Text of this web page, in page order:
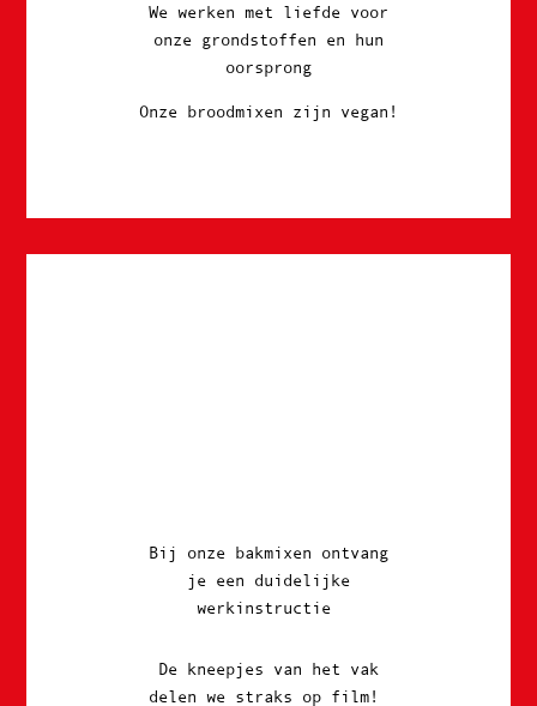
We werken met liefde voor
onze grondstoffen en hun
oorsprong
Onze broodmixen zijn vegan!
Bij onze bakmixen ontvang
je een
duidelijke
werkinstructie
De kneepjes van het vak
delen we straks
op film!